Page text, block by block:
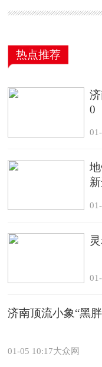
热点推荐
0
济南顶流小象“黑
01-05 10:17大众网